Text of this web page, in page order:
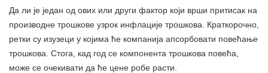
Да ли је један од ових или други фактор који врши притисак на
производне трошкове узрок инфлације трошкова. Краткорочно,
ретки су изузеци у којима ће компанија апсорбовати повећање
трошкова. Стога, кад год се компонента трошкова повећа,
може се очекивати да ће цене робе расти.